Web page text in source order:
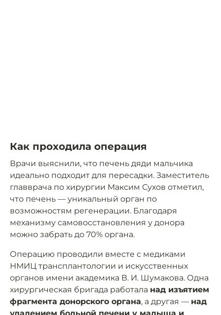
Как проходила операция
Врачи выяснили, что печень дяди мальчика
идеально подходит для пересадки. Заместитель
главврача по хирургии Максим Сухов отметил,
что печень — уникальный орган по
возможностям регенерации. Благодаря
механизму самовосстановления у донора
можно забрать до 70% органа.
Операцию проводили вместе с медиками
НМИЦ трансплантологии и искусственных
органов имени академика В. И. Шумакова. Одна
хирургическая бригада работала над изъятием
фрагмента донорского органа, а другая — над